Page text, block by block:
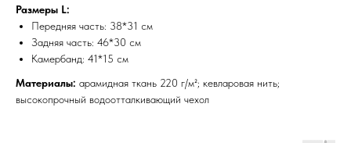
Размеры L:
Передняя часть: 38*31 см
Задняя часть: 46*30 см
Камербанд: 41*15 см
Материалы: арамидная ткань 220 г/м²; кевларовая нить;
высокопрочный водоотталкивающий чехол